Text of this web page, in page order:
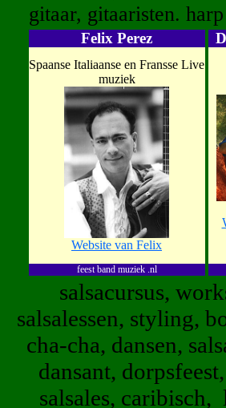
gitaar, gitaaristen. harp
Felix Perez
Spaanse Italiaanse en Fransse Live
muziek
Website van Felix
feest band muziek .nl
salsacursus,
salsalessen, styling,
cha-cha, dansen,
dansant,
salsales, caribisch,